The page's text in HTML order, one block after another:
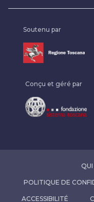
Soutenu par
Conçu et géré par
POLITIQUE DE
ACCESSIBILITÉ